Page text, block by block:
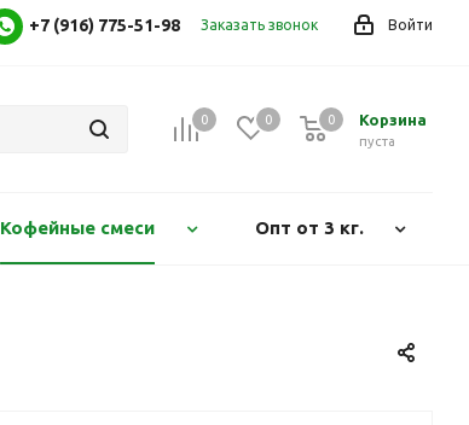
Войти
+7 (916) 775-51-98 Заказать звонок
0 0 Корзина
0
пуста
0
Кофейные смеси Опт от 3 кг.